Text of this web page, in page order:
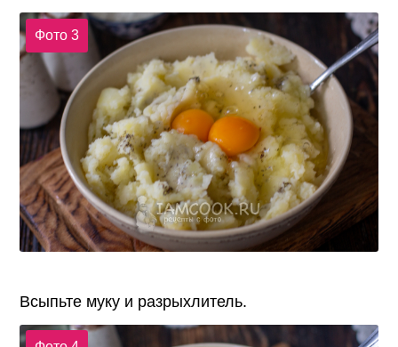
Фото 3
Всыпьте муку и разрыхлитель.